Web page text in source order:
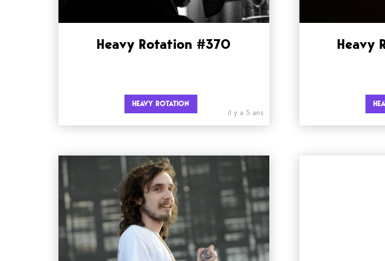
Heavy Rotation #370
HEAVY ROTATION
il y a 5 ans
Heavy